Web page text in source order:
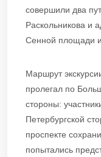
совершили два
Раскольникова и
Сенной площади
Маршрут
пролегал по
стороны:
Петербургской
проспекте
попытались